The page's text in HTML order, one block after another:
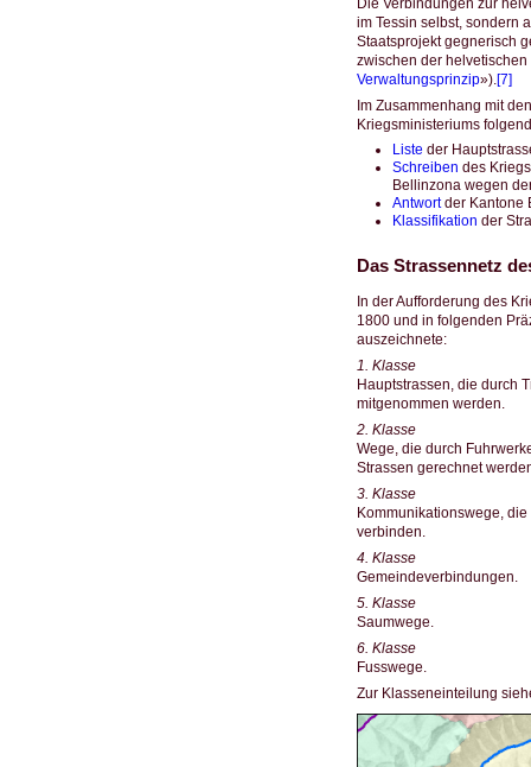
Die Verbindungen zur
im Tessin selbst, sondern
Staatsprojekt gegnerisch
zwischen der
Verwaltungsprinzip»).[7]
Im Zusammenhang mit
Kriegsministeriums
Liste der
Schreiben des
Bellinzona wegen
Antwortder Kantone
Klassifikation der
Das Strassennetz
In der Aufforderung des
1800 und in folgenden
auszeichnete:
1. Klasse
Hauptstrassen, die durch
mitgenommen werden.
2. Klasse
Wege, die durch
Strassen gerechnet
3. Klasse
Kommunikationswege,
verbinden.
4. Klasse
Gemeindeverbindungen.
5. Klasse
Saumwege.
6. Klasse
Fusswege.
Zur Klasseneinteilung